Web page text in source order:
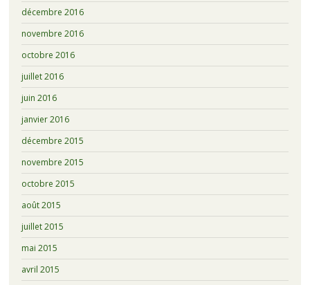
décembre 2016
novembre 2016
octobre 2016
juillet 2016
juin 2016
janvier 2016
décembre 2015
novembre 2015
octobre 2015
août 2015
juillet 2015
mai 2015
avril 2015